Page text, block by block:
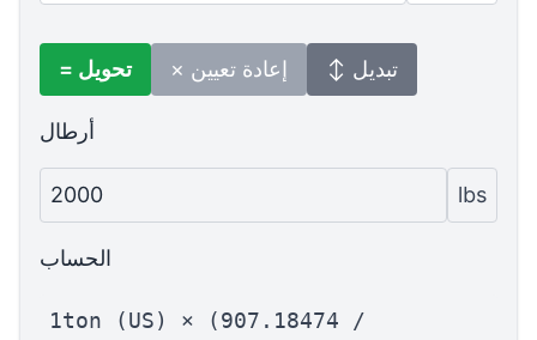
= تحويل × إعادة تعيين ↕ تبديل
أرطال
2000 lbs
الحساب
1ton (US) × (907.18474 /